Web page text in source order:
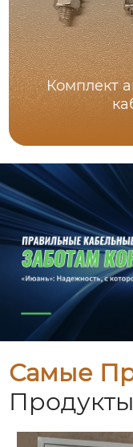
Комплект
Самые
Продукты